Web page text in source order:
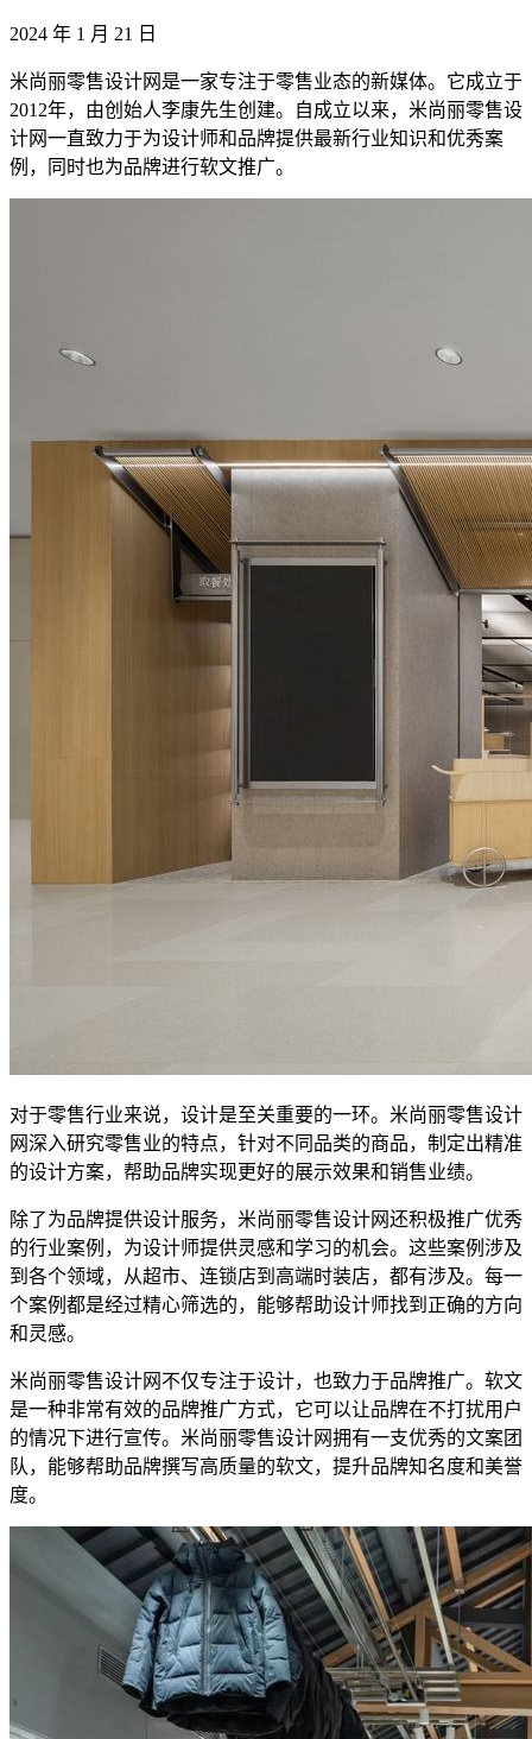
2024 年 1 月 21 日
米尚丽零售设计网是一家专注于零售业态的新媒体。它成立于
2012年，由创始人李康先生创建。自成立以来，米尚丽零售设
计网一直致力于为设计师和品牌提供最新行业知识和优秀案
例，同时也为品牌进行软文推广。
对于零售行业来说，设计是至关重要的一环。米尚丽零售设计
网深入研究零售业的特点，针对不同品类的商品，制定出精准
的设计方案，帮助品牌实现更好的展示效果和销售业绩。
除了为品牌提供设计服务，米尚丽零售设计网还积极推广优秀
的行业案例，为设计师提供灵感和学习的机会。这些案例涉及
到各个领域，从超市、连锁店到高端时装店，都有涉及。每一
个案例都是经过精心筛选的，能够帮助设计师找到正确的方向
和灵感。
米尚丽零售设计网不仅专注于设计，也致力于品牌推广。软文
是一种非常有效的品牌推广方式，它可以让品牌在不打扰用户
的情况下进行宣传。米尚丽零售设计网拥有一支优秀的文案团
队，能够帮助品牌撰写高质量的软文，提升品牌知名度和美誉
度。